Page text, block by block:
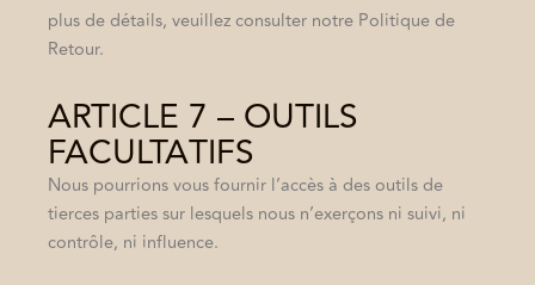
plus de détails, veuillez consulter notre Politique de
Retour.
ARTICLE 7 – OUTILS
FACULTATIFS
Nous pourrions vous fournir l’accès à des outils de
tierces parties sur lesquels nous n’exerçons ni suivi, ni
contrôle, ni influence.